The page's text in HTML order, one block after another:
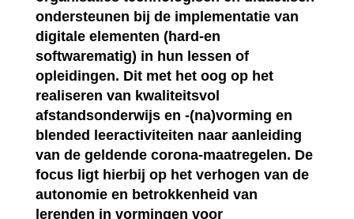
ondersteunen bij de implementatie van
digitale elementen (hard-en
softwarematig) in hun lessen of
opleidingen. Dit met het oog op het
realiseren van kwaliteitsvol
afstandsonderwijs en -(na)vorming en
blended leeractiviteiten naar aanleiding
van de geldende corona-maatregelen. De
focus ligt hierbij op het verhogen van de
autonomie en betrokkenheid van
lerenden in vormingen voor